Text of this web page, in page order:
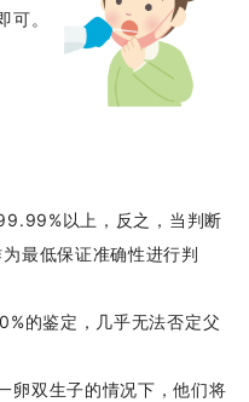
可。
以上，反之，当判断
最低保证准确性进行判
的鉴定，几乎无法否定父
卵双生子的情况下，他们将